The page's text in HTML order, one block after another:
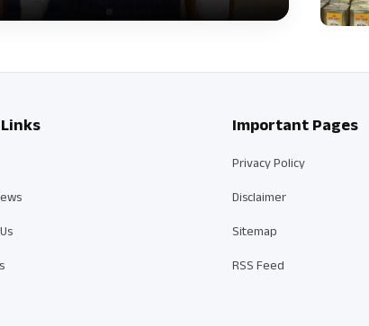
Important Pages
Privacy Policy
Disclaimer
Sitemap
RSS Feed